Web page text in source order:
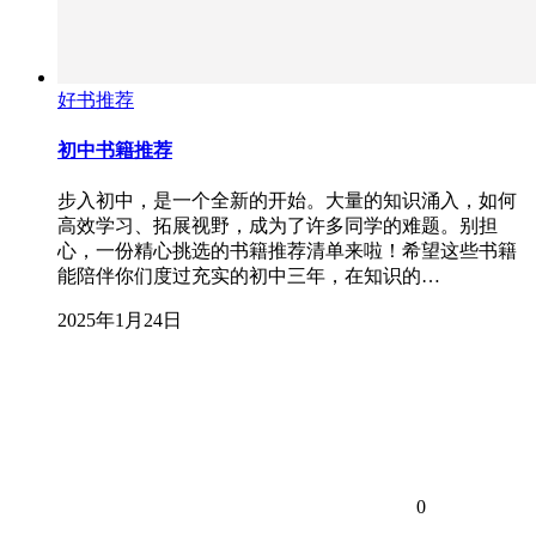
好书推荐
初中书籍推荐
步入初中，是一个全新的开始。大量的知识涌入，如何
高效学习、拓展视野，成为了许多同学的难题。别担
心，一份精心挑选的书籍推荐清单来啦！希望这些书籍
能陪伴你们度过充实的初中三年，在知识的…
2025年1月24日
0